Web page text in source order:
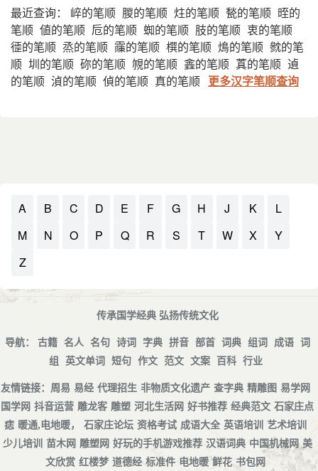
最近查询： 崪的笔顺 朡的笔顺 炷的笔顺 甃的笔顺 晊的
笔顺 値的笔顺 卮的笔顺 蜘的笔顺 肢的笔顺 衷的笔顺
徰的笔顺 烝的笔顺 䨯的笔顺 㯢的笔顺 䲴的笔顺 㓄的笔
顺 圳的笔顺 䂧的笔顺 覙的笔顺 錱的笔顺 蒖的笔顺 遉
的笔顺 湞的笔顺 偵的笔顺 真的笔顺 更多汉字笔顺查询
A B C D E F G H J K
L
M
N O P Q R S T W X
Y
Z
传承国学经典 弘扬传统文化
导航： 古籍 名人 名句 诗词 字典 拼音 部首 词典 组词 成语 词
组 英文单词 短句 作文 范文 文案 百科 行业
友情链接： 周易 易经 代理招生 非物质文化遗产 查字典 精雕图 易学网
国学网 抖音运营 雕龙客 雕塑 河北生活网 好书推荐 经典范文 石家庄点
痣 暖通,电地暖， 石家庄论坛 资格考试 成语大全 英语培训 艺术培训
少儿培训 苗木网 雕塑网 好玩的手机游戏推荐 汉语词典 中国机械网 美
文欣赏 红楼梦 道德经 标准件 电地暖 鲜花 书包网